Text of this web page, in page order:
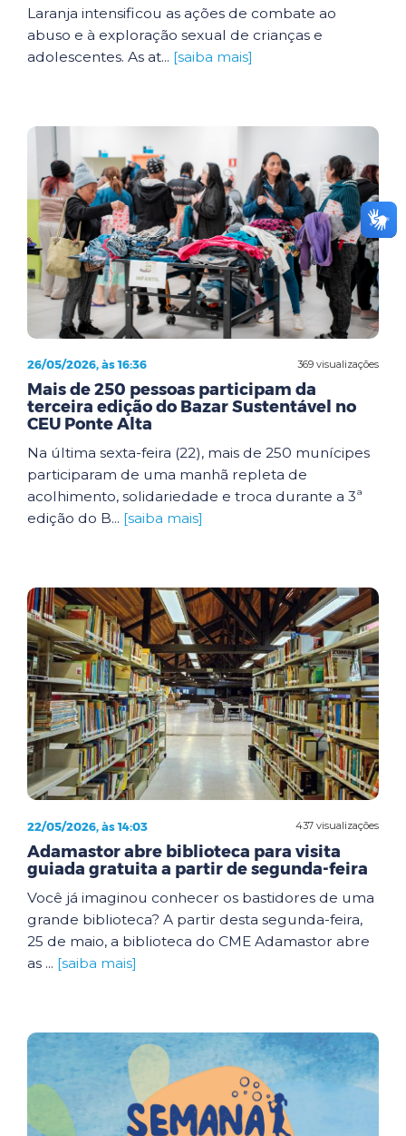
Laranja intensificou as ações de combate ao
abuso e à exploração sexual de crianças e
adolescentes. As at... [saiba mais]
369 visualizações
26/05/2026, às 16:36
Mais de 250 pessoas participam da
terceira edição do Bazar Sustentável no
CEU Ponte Alta
Na última sexta-feira (22), mais de 250 munícipes
participaram de uma manhã repleta de
acolhimento, solidariedade e troca durante a 3ª
edição do B... [saiba mais]
437 visualizações
22/05/2026, às 14:03
Adamastor abre biblioteca para visita
guiada gratuita a partir de segunda-feira
Você já imaginou conhecer os bastidores de uma
grande biblioteca? A partir desta segunda-feira,
25 de maio, a biblioteca do CME Adamastor abre
as ... [saiba mais]